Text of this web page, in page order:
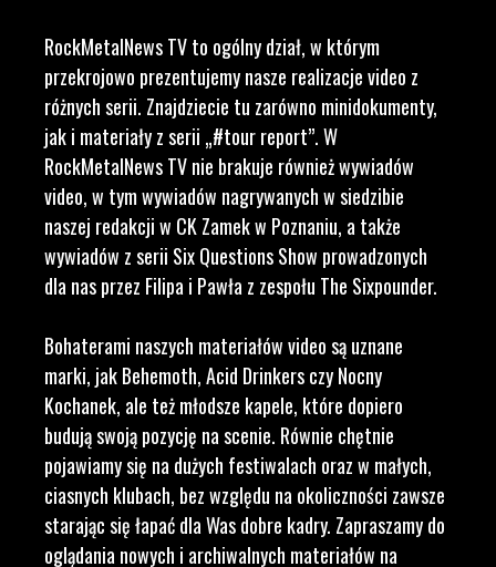
RockMetalNews TV to ogólny dział, w którym
przekrojowo prezentujemy nasze realizacje video z
różnych serii. Znajdziecie tu zarówno minidokumenty,
jak i materiały z serii „#tour report”. W
RockMetalNews TV nie brakuje również wywiadów
video, w tym wywiadów nagrywanych w siedzibie
naszej redakcji w CK Zamek w Poznaniu, a także
wywiadów z serii Six Questions Show prowadzonych
dla nas przez Filipa i Pawła z zespołu The Sixpounder.
Bohaterami naszych materiałów video są uznane
marki, jak Behemoth, Acid Drinkers czy Nocny
Kochanek, ale też młodsze kapele, które dopiero
budują swoją pozycję na scenie. Równie chętnie
pojawiamy się na dużych festiwalach oraz w małych,
ciasnych klubach, bez względu na okoliczności zawsze
starając się łapać dla Was dobre kadry. Zapraszamy do
oglądania nowych i archiwalnych materiałów na